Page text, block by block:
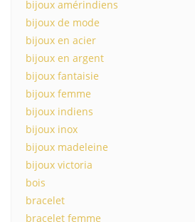
bijoux amérindiens
bijoux de mode
bijoux en acier
bijoux en argent
bijoux fantaisie
bijoux femme
bijoux indiens
bijoux inox
bijoux madeleine
bijoux victoria
bois
bracelet
bracelet femme